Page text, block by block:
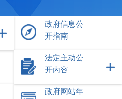
政府信息公
开指南
法定主动公
开内容
政府网站年